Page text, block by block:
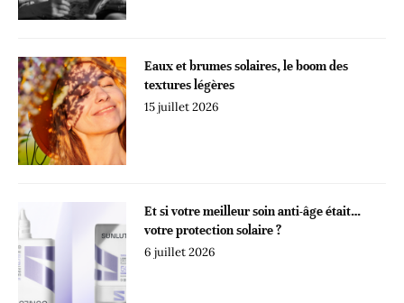
Eaux et brumes solaires, le boom des
textures légères
15 juillet 2026
Et si votre meilleur soin anti-âge était…
votre protection solaire ?
6 juillet 2026